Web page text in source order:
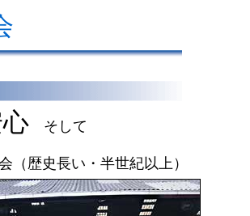
そして
歴史長い・半世紀以上）